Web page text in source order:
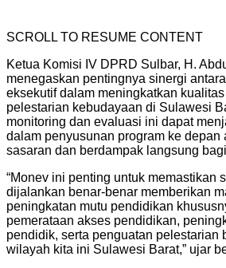
SCROLL TO RESUME CONTENT
Ketua Komisi IV DPRD Sulbar, H.
menegaskan pentingnya sinergi
eksekutif dalam meningkatkan
pelestarian kebudayaan di Sulawesi
monitoring dan evaluasi ini dapat
dalam penyusunan program ke depan
sasaran dan berdampak langsung
“Monev ini penting untuk memastikan
dijalankan benar-benar memberikan
peningkatan mutu pendidikan
pemerataan akses pendidikan,
pendidik, serta penguatan pelestarian
wilayah kita ini Sulawesi Barat,” ujar